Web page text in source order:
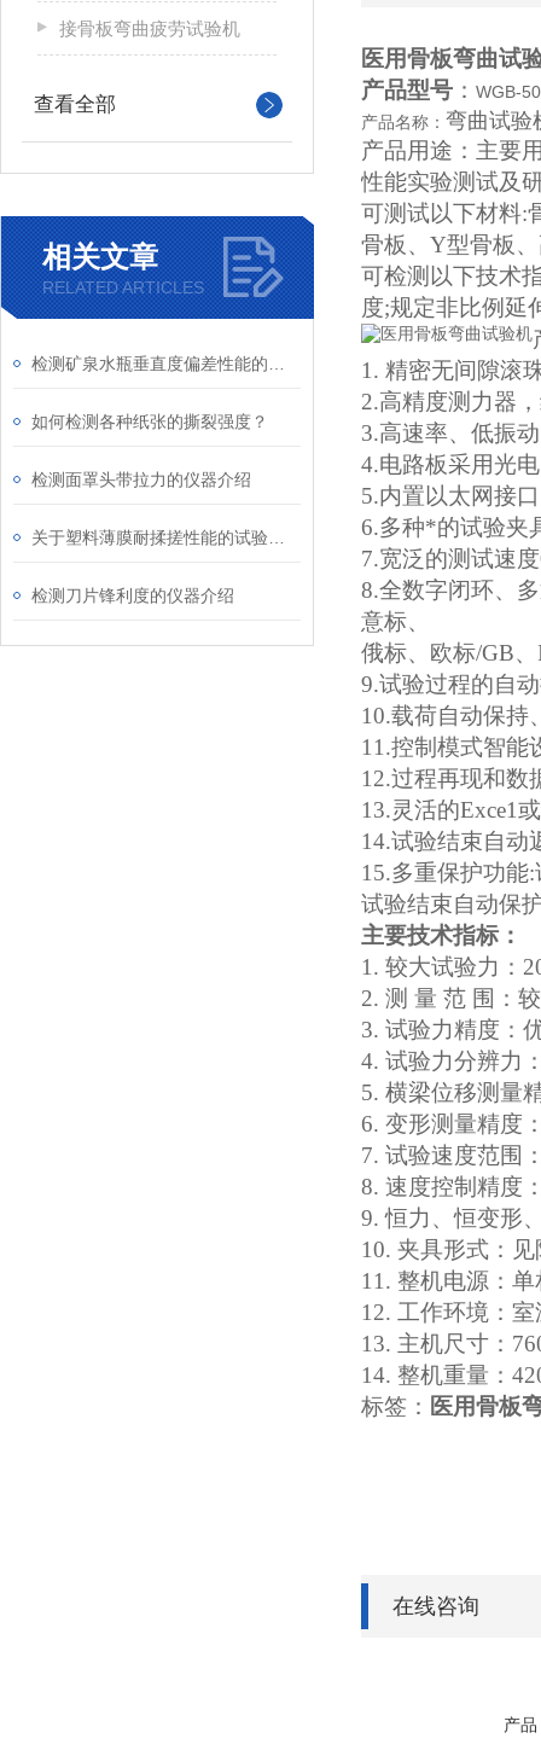
接骨板弯曲疲劳试验机
查看全部
相关文章
RELATED ARTICLES
如何检测各种纸张的撕裂强度？
检测面罩头带拉力的仪器介绍
检测刀片锋利度的仪器介绍
医用骨板弯曲试
产品型号 ： WGB-50
产品名称： 弯曲试验
产品用途： 主要
性能实验测试及
可测试以下材料:
骨板、Y型骨板
可检测以下技术
度;规定非比例延
1. 精密无间隙滚
2.高精度测力器
3.高速率、低振
4.电路板采用光
5.内置以太网接
6.多种*的试验夹
7.宽泛的测试速
8.全数字闭环、
意标、
俄标、欧标/GB
9.试验过程的自
10.载荷自动保持
11.控制模式智能
12.过程再现和数
13.灵活的Exce1
14.试验结束自动
15.多重保护功能
试验结束自动保
主要技术指标：
1. 较大试验力 ： 2
2. 测 量 范 围 ：
3. 试验力精度 ：
4. 试验力分辨力
5. 横梁位移测量
6. 变形测量精度
7. 试验速度范围
8. 速度控制精度
9. 恒力、恒变形
10. 夹具形式 ：
1 1 . 整机电源 ： 单
1 2. 工作环境 ： 室
1 3. 主机尺寸 ：
14. 整机重量 ：
标签： 医用骨板
在线咨询
产品